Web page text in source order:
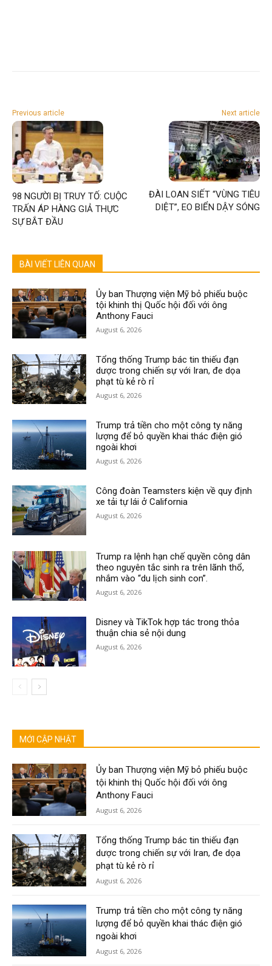
Previous article
98 NGƯỜI BỊ TRUY TỐ: CUỘC
TRẤN ÁP HÀNG GIẢ THỰC
SỰ BẮT ĐẦU
Next article
ĐÀI LOAN SIẾT “VÙNG TIÊU
DIỆT”, EO BIỂN DẬY SÓNG
BÀI VIẾT LIÊN QUAN
Ủy ban Thượng viện Mỹ bỏ phiếu buộc
tội khinh thị Quốc hội đối với ông
Anthony Fauci
August 6, 2026
Tổng thống Trump bác tin thiếu đạn
dược trong chiến sự với Iran, đe dọa
phạt tù kẻ rò rỉ
August 6, 2026
Trump trả tiền cho một công ty năng
lượng để bỏ quyền khai thác điện gió
ngoài khơi
August 6, 2026
Công đoàn Teamsters kiện về quy định
xe tải tự lái ở California
August 6, 2026
Trump ra lệnh hạn chế quyền công dân
theo nguyên tắc sinh ra trên lãnh thổ,
nhắm vào “du lịch sinh con”.
August 6, 2026
Disney và TikTok hợp tác trong thỏa
thuận chia sẻ nội dung
August 6, 2026
MỚI CẬP NHẬT
Ủy ban Thượng viện Mỹ bỏ phiếu buộc
tội khinh thị Quốc hội đối với ông
Anthony Fauci
August 6, 2026
Tổng thống Trump bác tin thiếu đạn
dược trong chiến sự với Iran, đe dọa
phạt tù kẻ rò rỉ
August 6, 2026
Trump trả tiền cho một công ty năng
lượng để bỏ quyền khai thác điện gió
ngoài khơi
August 6, 2026